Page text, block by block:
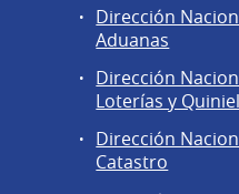
Áreas
de
Dirección
General
de
Secretaría
Dirección
Aduanas
Dirección
Loterías y
Dirección
Catastro